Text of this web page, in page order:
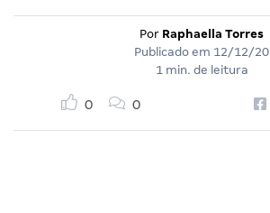
Por Raphaella Torres
Publicado em 12/12/20
1 min. de leitura
0 0